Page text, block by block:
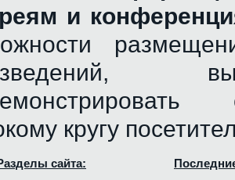
и
кругу
сайта: